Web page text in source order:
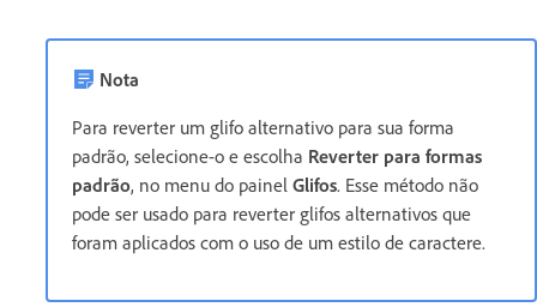
Nota
Para reverter um glifo alternativo para sua forma
padrão, selecione-o e escolha Reverter para formas
padrão, no menu do painel Glifos. Esse método não
pode ser usado para reverter glifos alternativos que
foram aplicados com o uso de um estilo de caractere.